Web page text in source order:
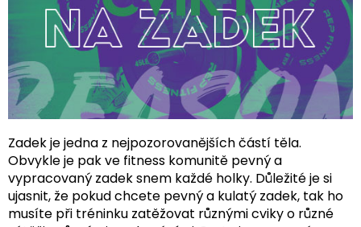
Zadek je jedna z nejpozorovanějších částí těla.
Obvykle je pak ve fitness komunitě pevný a
vypracovaný zadek snem každé holky. Důležité je si
ujasnit, že pokud chcete pevný a kulatý zadek, tak ho
musíte při tréninku zatěžovat různými cviky o různé